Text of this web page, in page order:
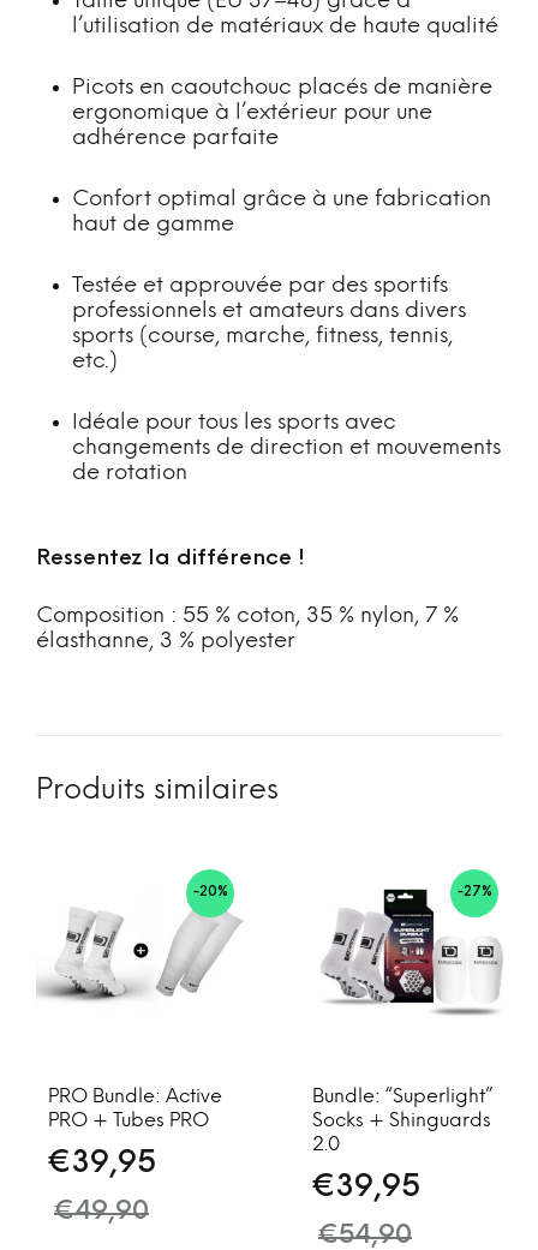
l’utilisation de matériaux de haute qualité
Picots en caoutchouc placés de manière
ergonomique à l’extérieur pour une
adhérence parfaite
Confort optimal grâce à une fabrication
haut de gamme
Testée et approuvée par des sportifs
professionnels et amateurs dans divers
sports (course, marche, fitness, tennis,
etc.)
Idéale pour tous les sports avec
changements de direction et mouvements
de rotation
Ressentez la différence !
Composition : 55 % coton, 35 % nylon, 7 %
élasthanne, 3 % polyester
Produits similaires
-20%
PRO Bundle: Active
PRO + Tubes PRO
€39,95
€49,90
-27%
Bundle: “Superlight”
Socks + Shinguards
2.0
€39,95
€54,90